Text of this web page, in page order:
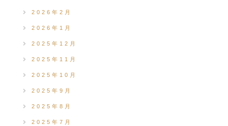
2026年2月
2026年1月
2025年12月
2025年11月
2025年10月
2025年9月
2025年8月
2025年7月